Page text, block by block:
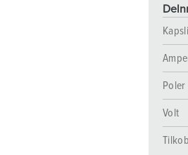
Poler
Volt